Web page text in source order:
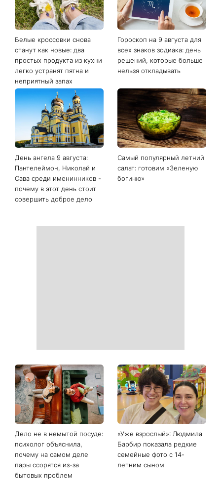
Белые кроссовки снова
станут как новые: два
простых продукта из кухни
легко устранят пятна и
неприятный запах
Гороскоп на 9 августа для
всех знаков зодиака: день
решений, которые больше
нельзя откладывать
День ангела 9 августа:
Пантелеймон, Николай и
Сава среди именинников -
почему в этот день стоит
совершить доброе дело
Самый популярный летний
салат: готовим «Зеленую
богиню»
Дело не в немытой посуде:
психолог объяснила,
почему на самом деле
пары ссорятся из-за
бытовых проблем
«Уже взрослый»: Людмила
Барбир показала редкие
семейные фото с 14-
летним сыном